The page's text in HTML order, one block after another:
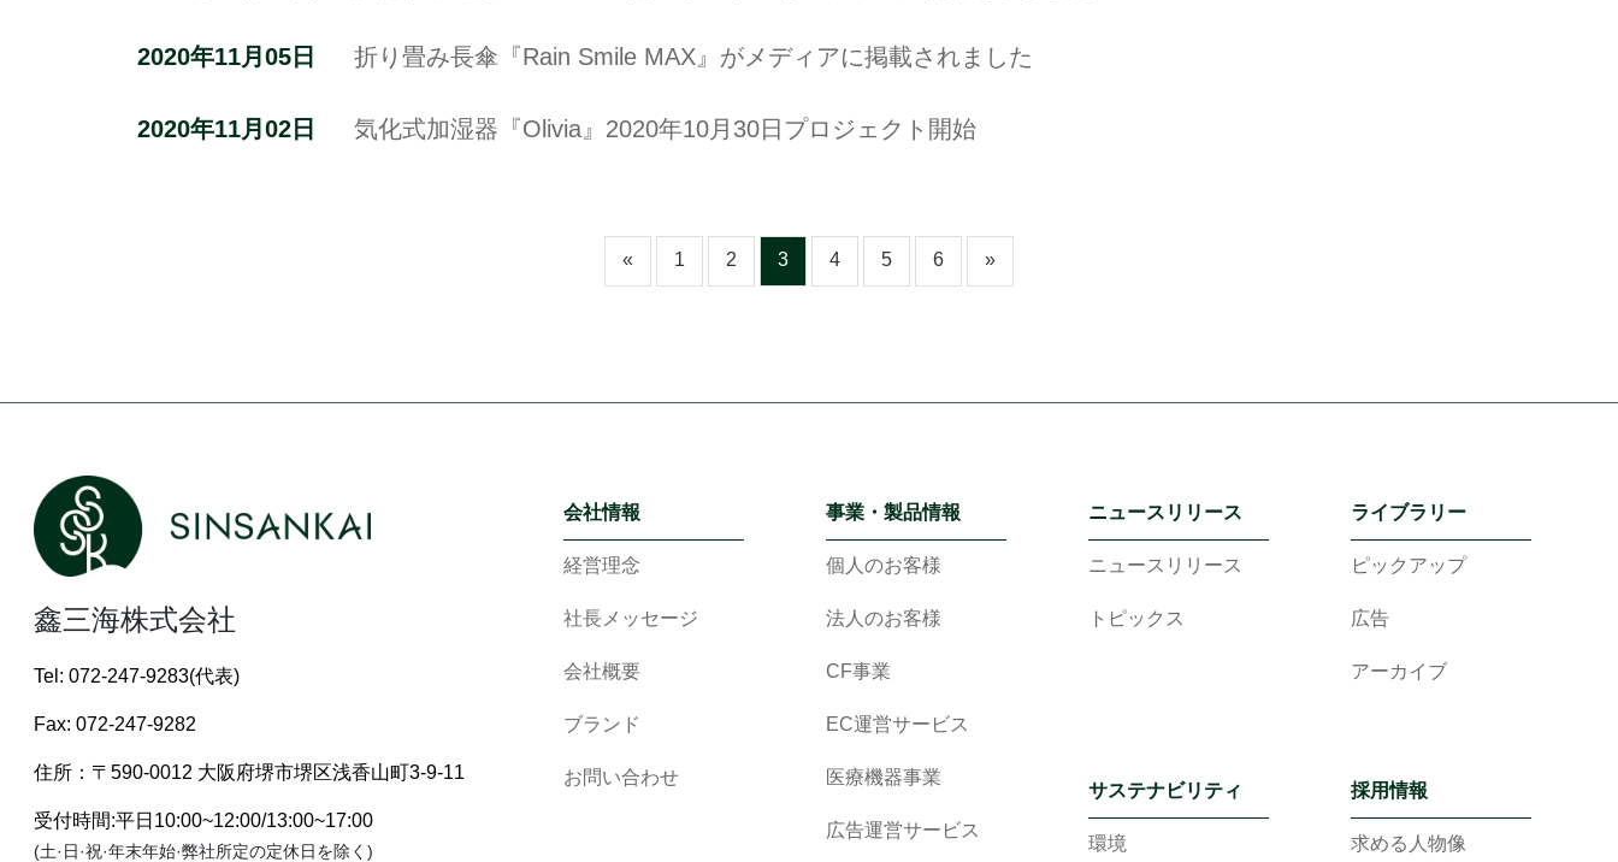
2020年11月05日 折り畳み長傘『Rain Smile MAX』がメディアに掲載されました
2020年11月02日 気化式加湿器『Olivia』2020年10月30日プロジェクト開始
« 1 2 3 4 5 6 »
鑫三海株式会社
Tel: 072-247-9283(代表)
Fax: 072-247-9282
住所：〒590-0012 大阪府堺市堺区浅香山町3-9-11
受付時間:平日10:00~12:00/13:00~17:00
(土·日·祝·年末年始·弊社所定の定休日を除く)
会社情報
経営理念
社長メッセージ
会社概要
ブランド
お問い合わせ
事業・製品情報
個人のお客様
法人のお客様
CF事業
EC運営サービス
医療機器事業
広告運営サービス
ニュースリリース
ニュースリリース
トピックス
ライブラリー
ピックアップ
広告
アーカイブ
サステナビリティ
環境
採用情報
求める人物像